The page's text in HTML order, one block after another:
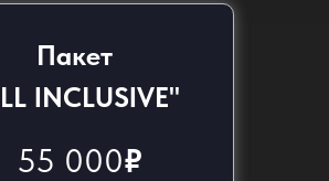
Пакет
INCLUSIVE"
55 000₽